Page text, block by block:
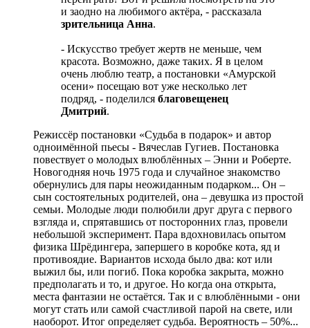
и заодно на любимого актёра, - рассказала
зрительница Анна.
- Искусство требует жертв не меньше, чем
красота. Возможно, даже таких. Я в целом
очень люблю театр, а постановки «Амурской
осени» посещаю вот уже несколько лет
подряд, - поделился благовещенец
Дмитрий.
Режиссёр постановки «Судьба в подарок» и автор
одноимённой пьесы - Вячеслав Гугиев. Постановка
повествует о молодых влюблённых – Энни и Роберте.
Новогодняя ночь 1975 года и случайное знакомство
обернулись для пары неожиданным подарком... Он –
сын состоятельных родителей, она – девушка из простой
семьи. Молодые люди полюбили друг друга с первого
взгляда и, спрятавшись от посторонних глаз, провели
небольшой эксперимент. Пара вдохновилась опытом
физика Шрёдингера, запершего в коробке кота, яд и
противоядие. Вариантов исхода было два: кот или
выжил бы, или погиб. Пока коробка закрыта, можно
предполагать и то, и другое. Но когда она открыта,
места фантазии не остаётся. Так и с влюблёнными - они
могут стать или самой счастливой парой на свете, или
наоборот. Итог определяет судьба. Вероятность – 50%...